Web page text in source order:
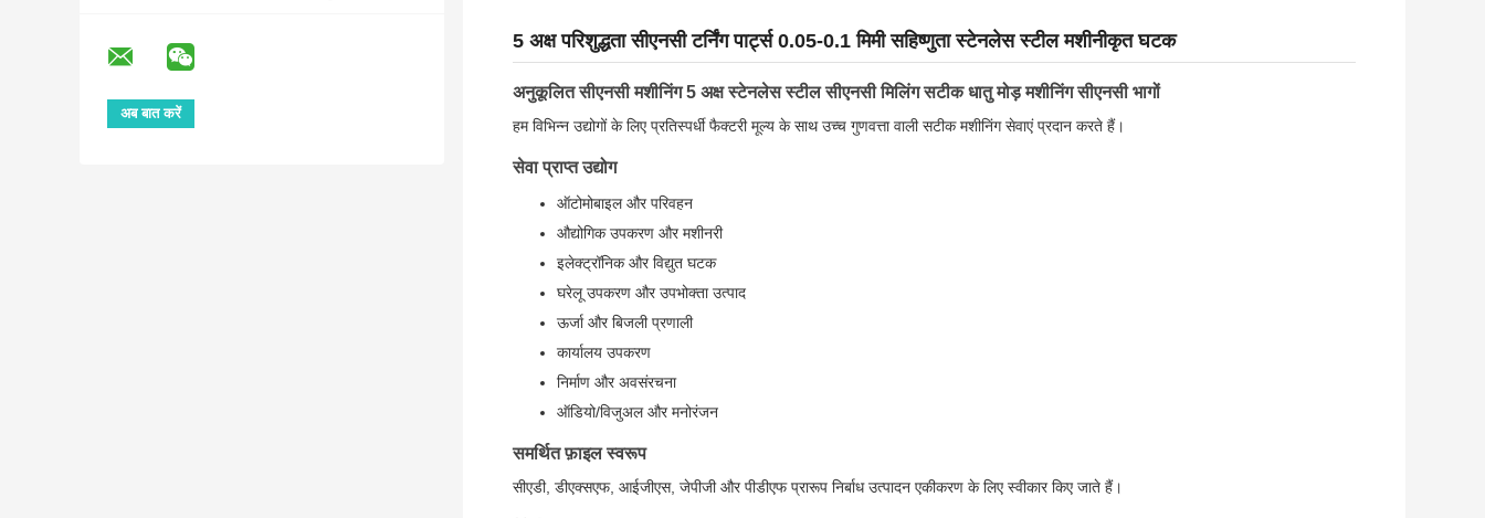
5 अक्ष परिशुद्धता सीएनसी टर्निंग पार्ट्स 0.05-0.1 मिमी सहिष्णुता स्टेनलेस स्टील मशीनीकृत घटक
अनुकूलित सीएनसी मशीनिंग 5 अक्ष स्टेनलेस स्टील सीएनसी मिलिंग सटीक धातु मोड़ मशीनिंग सीएनसी भागों
हम विभिन्न उद्योगों के लिए प्रतिस्पर्धी फैक्टरी मूल्य के साथ उच्च गुणवत्ता वाली सटीक मशीनिंग सेवाएं प्रदान करते हैं।
सेवा प्राप्त उद्योग
ऑटोमोबाइल और परिवहन
औद्योगिक उपकरण और मशीनरी
इलेक्ट्रॉनिक और विद्युत घटक
घरेलू उपकरण और उपभोक्ता उत्पाद
ऊर्जा और बिजली प्रणाली
कार्यालय उपकरण
निर्माण और अवसंरचना
ऑडियो/विजुअल और मनोरंजन
समर्थित फ़ाइल स्वरूप
सीएडी, डीएक्सएफ, आईजीएस, जेपीजी और पीडीएफ प्रारूप निर्बाध उत्पादन एकीकरण के लिए स्वीकार किए जाते हैं।